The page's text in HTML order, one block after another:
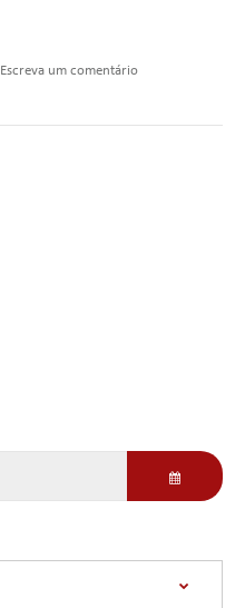
Escreva um comentário